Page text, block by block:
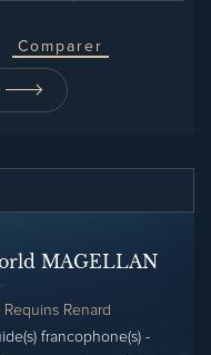
Comparer
MAGELLAN
Renard
francophone(s) -